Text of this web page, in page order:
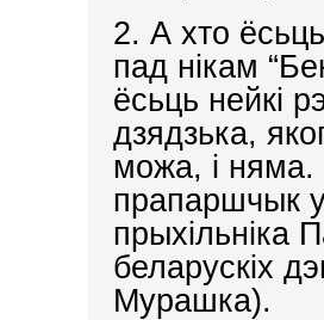
2. А хто
пад нікам
ёсьць нейкі
дзядзька,
можа, і няма.
прапаршчык
прыхільніка
беларускіх
Мурашка).